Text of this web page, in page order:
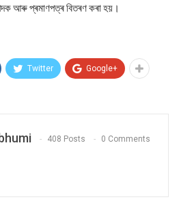
আৰু প্ৰমাণপত্ৰ বিতৰণ কৰা হয়।
Twitter Google+
408 Posts 0 Comments